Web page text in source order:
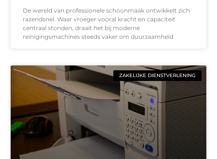
De wereld van professionele schoonmaak ontwikkelt zich
razendsnel. Waar vroeger vooral kracht en capaciteit
centraal stonden, draait het bij moderne
reinigingsmachines steeds vaker om duurzaamheid
ZAKELIJKE DIENSTVERLENING